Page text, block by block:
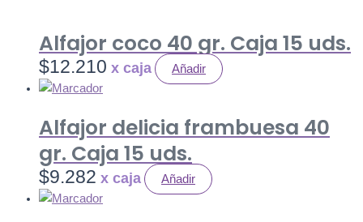
Alfajor coco 40 gr. Caja 15 uds.
$12.210 Añadir
Alfajor delicia frambuesa 40
gr. Caja 15 uds.
$9.282 Añadir